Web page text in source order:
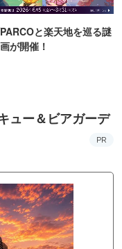
と楽天地を巡る謎
が開催！
ュー＆ビアガーデ
PR